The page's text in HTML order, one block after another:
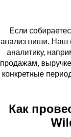
Если
анализ ниши. Наш
аналитику,
продажам,
конкретные
Как